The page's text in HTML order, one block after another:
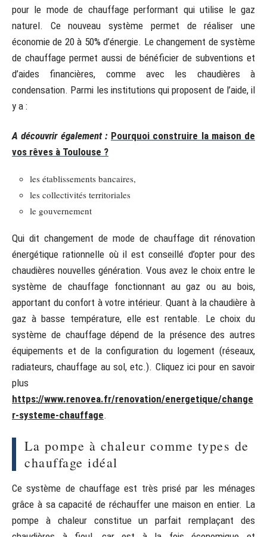
pour le mode de chauffage performant qui utilise le gaz
naturel. Ce nouveau système permet de réaliser une
économie de 20 à 50% d’énergie. Le changement de système
de chauffage permet aussi de bénéficier de subventions et
d’aides financières, comme avec les chaudières à
condensation. Parmi les institutions qui proposent de l’aide, il
y a :
A découvrir également : Pourquoi construire la maison de
vos rêves à Toulouse ?
les établissements bancaires,
les collectivités territoriales
le gouvernement
Qui dit changement de mode de chauffage dit rénovation
énergétique rationnelle où il est conseillé d’opter pour des
chaudières nouvelles génération. Vous avez le choix entre le
système de chauffage fonctionnant au gaz ou au bois,
apportant du confort à votre intérieur. Quant à la chaudière à
gaz à basse température, elle est rentable. Le choix du
système de chauffage dépend de la présence des autres
équipements et de la configuration du logement (réseaux,
radiateurs, chauffage au sol, etc.). Cliquez ici pour en savoir
plus
https://www.renovea.fr/renovation/energetique/change
r-systeme-chauffage.
La pompe à chaleur comme types de
chauffage idéal
Ce système de chauffage est très prisé par les ménages
grâce à sa capacité de réchauffer une maison en entier. La
pompe à chaleur constitue un parfait remplaçant des